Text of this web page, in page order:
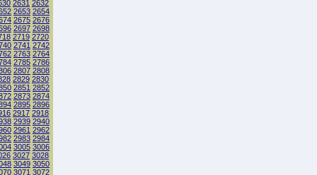
2631 2632
2653 2654
2675 2676
2697 2698
2719 2720
2741 2742
2763 2764
2785 2786
2807 2808
2829 2830
2851 2852
2873 2874
2895 2896
2917 2918
2939 2940
2961 2962
2983 2984
3005 3006
3027 3028
3049 3050
3071 3072